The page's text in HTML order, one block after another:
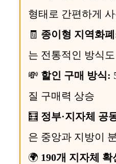
형태로 간편하게
🧾 종이형 지역화
는 전통적인 방식
💸 할인 구매 방식:
질 구매력 상승
🧮 정부·지자체 공
은 중앙과 지방이
🌍 190개 지자체 확